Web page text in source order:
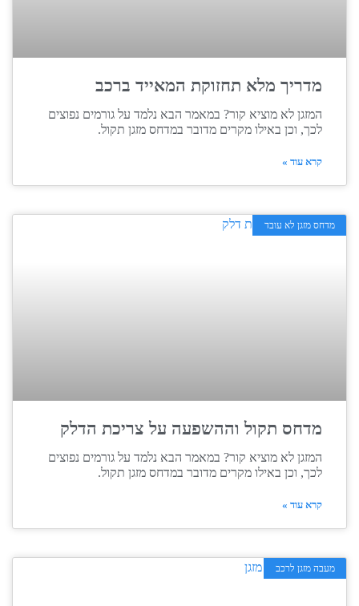
מדריך מלא תחזוקת המאייד ברכב
המזגן לא מוציא קור? במאמר הבא נלמד על גורמים נפוצים
לכך, וכן באילו מקרים מדובר במדחס מזגן תקול.
קרא עוד »
מדחס מזגן לא עובד
מדחס תקול וההשפעה על צריכת הדלק
המזגן לא מוציא קור? במאמר הבא נלמד על גורמים נפוצים
לכך, וכן באילו מקרים מדובר במדחס מזגן תקול.
קרא עוד »
מעבה מזגן לרכב